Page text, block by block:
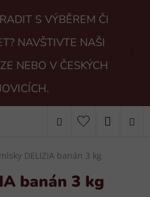
S VÝBĚREM ČI
NAVŠTIVTE NAŠI
NEBO V ČESKÝCH
Hledat
DELIZIA banán 3 kg
banán 3 kg